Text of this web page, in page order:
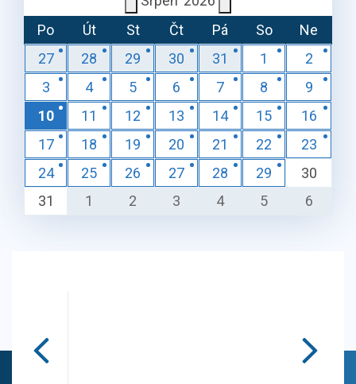
Po
Út St Čt Pá So
Ne
27
28 29 30 31 1
2
3
4 5 6 7 8
9
10
11 12 13 14 15
16
17
18 19 20 21 22
23
24
25 26 27 28 29
30
31
1 2 3 4 5 6